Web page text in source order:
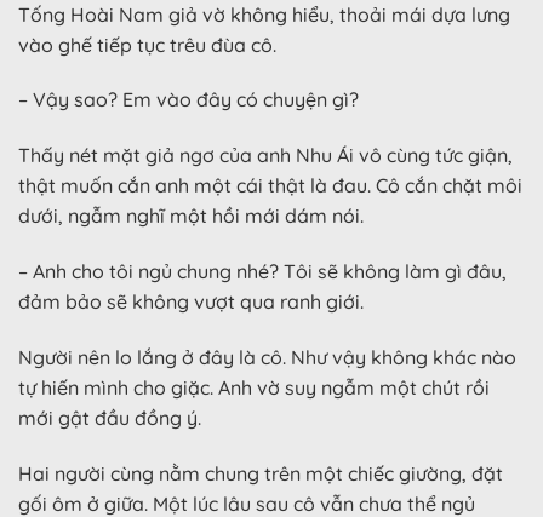
Tống Hoài Nam giả vờ không hiểu, thoải mái dựa lưng
vào ghế tiếp tục trêu đùa cô.
– Vậy sao? Em vào đây có chuyện gì?
Thấy nét mặt giả ngơ của anh Nhu Ái vô cùng tức giận,
thật muốn cắn anh một cái thật là đau. Cô cắn chặt môi
dưới, ngẫm nghĩ một hồi mới dám nói.
– Anh cho tôi ngủ chung nhé? Tôi sẽ không làm gì đâu,
đảm bảo sẽ không vượt qua ranh giới.
Người nên lo lắng ở đây là cô. Như vậy không khác nào
tự hiến mình cho giặc. Anh vờ suy ngẫm một chút rồi
mới gật đầu đồng ý.
Hai người cùng nằm chung trên một chiếc giường, đặt
gối ôm ở giữa. Một lúc lâu sau cô vẫn chưa thể ngủ